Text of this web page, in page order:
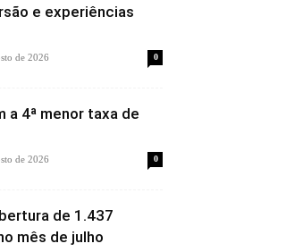
e experiências
de 2026 0
a 4ª menor taxa de
de 2026 0
de 1.437
mês de julho